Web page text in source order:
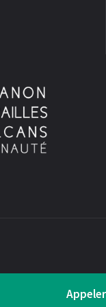
Appeler